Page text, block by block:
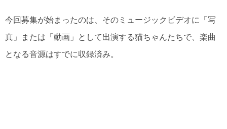
今回募集が始まったのは、そのミュージックビデオに「写
真」または「動画」として出演する猫ちゃんたちで、楽曲
となる音源はすでに収録済み。